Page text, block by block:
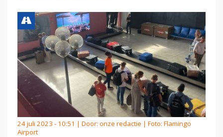
24 juli 2023 - 10:51 | Door: onze redactie | Foto: Flamingo
Airport